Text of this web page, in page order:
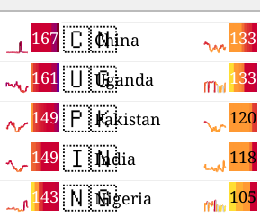
167
161
149
149
143
🇨🇳 133
China
🇺🇬 133
Uganda
🇵🇰 120
Pakistan
🇮🇳 118
India
🇳🇬 105
Nigeria